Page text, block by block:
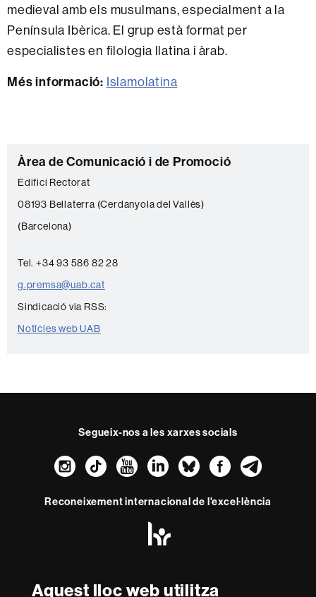
Aquest lloc web utilitza
medieval amb els musulmans, especialment a la
Península Ibèrica. El grup està format per
especialistes en filologia llatina i àrab.
Més informació: Islamolatina
C
o
n
t
c
t
e
Àrea de Comunicació i de Promoció
Edifici Rectorat
08193 Bellaterra (Cerdanyola del Vallès)
(Barcelona)
Tel. +34 93 586 82 28
g.premsa@uab.cat
Sindicació via RSS:
Notícies web UAB
Segueix-nos a les xarxes socials
Instagram
TikTokYouTube
LinkedIn
Bluesky
Reconeixement internacional de l'excel·lència
-
Amb el finançament de